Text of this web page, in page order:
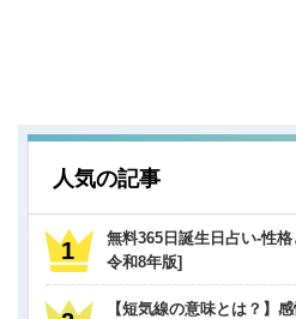
人気の記事
無料365日誕生日占い-性
令和8年版]
【短気線の意味とは？】